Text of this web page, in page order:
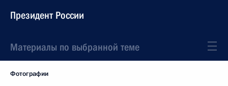
Президент России
Материалы по выбранной теме
Фотографии